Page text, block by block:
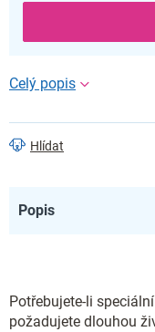
Hlídat
Popis
Potřebujete-li
požadujete dlouhou